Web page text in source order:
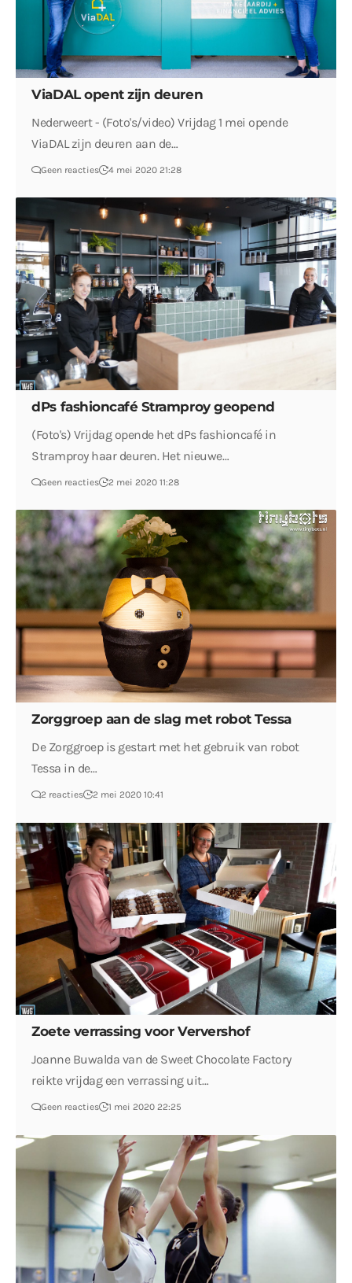
ViaDAL opent zijn deuren
Nederweert - (Foto's/video) Vrijdag 1 mei opende
ViaDAL zijn deuren aan de…
Geen reacties 4 mei 2020 21:28
dPs fashioncafé Stramproy geopend
(Foto's) Vrijdag opende het dPs fashioncafé in
Stramproy haar deuren. Het nieuwe…
Geen reacties 2 mei 2020 11:28
Zorggroep aan de slag met robot Tessa
De Zorggroep is gestart met het gebruik van robot
Tessa in de…
2 reacties 2 mei 2020 10:41
Zoete verrassing voor Ververshof
Joanne Buwalda van de Sweet Chocolate Factory
reikte vrijdag een verrassing uit…
Geen reacties 1 mei 2020 22:25